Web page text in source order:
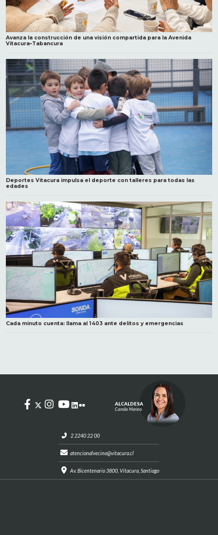
Avanza la construcción de una visión compartida para la Avenida
Vitacura–Tabancura
Deportes Vitacura impulsa el deporte con talleres para todas las
edades
Cada minuto cuenta: llama al 1403 ante delitos y emergencias
2 2240 22 00
atencionalvecino@vitacura.cl
Av. Bicentenario 3800, Vitacura, Santiago
ALCALDESA
Camila Merino